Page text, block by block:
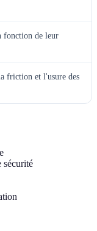
fonction de leur
friction et l'usure des
sécurité